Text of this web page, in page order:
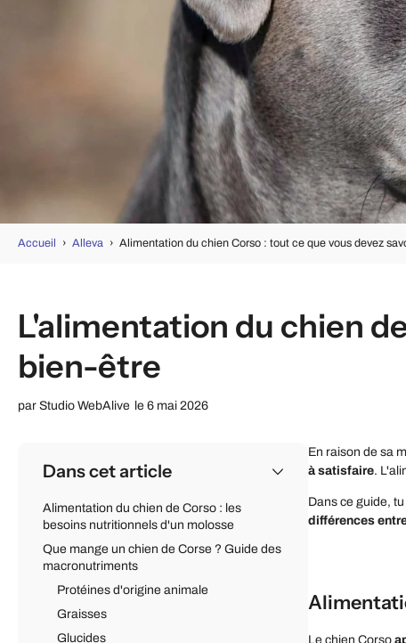
Accueil › Alleva › Alimentation du chien Corso : tout ce que vous devez
L'alimentation du chien
bien-être
par Studio WebAlive le 6 mai 2026
Dans cet article
Alimentation du chien de Corso : les
besoins nutritionnels d'un molosse
Que mange un chien de Corse ? Guide des
macronutriments
Protéines d'origine animale
Graisses
Glucides
En raison de sa
à satisfaire.
Dans ce guide,
différences
Le chien Corso